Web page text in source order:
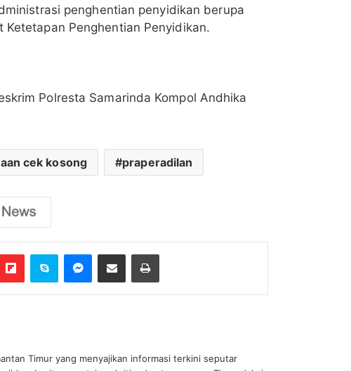
penghentian penyidikan berupa
Penghentian Penyidikan.
Polresta Samarinda Kompol Andhika
cek kosong praperadilan
FlipboardSkype Messenger
Bagikan melalui Email Cetak
Timur yang menyajikan informasi terkini seputar